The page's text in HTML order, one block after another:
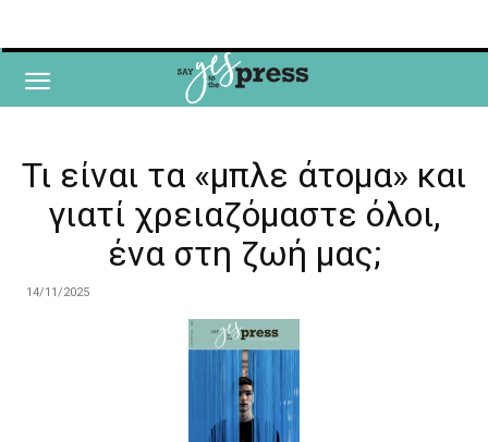
Τι είναι τα «μπλε άτομα» και
γιατί χρειαζόμαστε όλοι,
ένα στη ζωή μας;
14/11/2025